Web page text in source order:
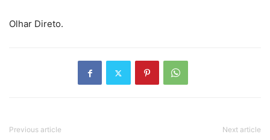
Olhar Direto.
Previous article Next article